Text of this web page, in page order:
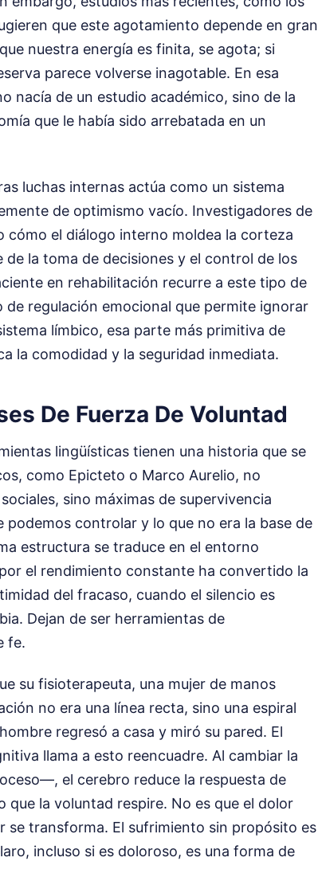
que este agotamiento depende en gran
nuestra energía es finita, se agota; si
parece volverse inagotable. En esa
nacía de un estudio académico, sino de la
que le había sido arrebatada en un
luchas internas actúa como un sistema
de optimismo vacío. Investigadores de
cómo el diálogo interno moldea la corteza
la toma de decisiones y el control de los
en rehabilitación recurre a este tipo de
regulación emocional que permite ignorar
límbico, esa parte más primitiva de
la comodidad y la seguridad inmediata.
De Fuerza De Voluntad
lingüísticas tienen una historia que se
como Epicteto o Marco Aurelio, no
sino máximas de supervivencia
controlar y lo que no era la base de
estructura se traduce en el entorno
el rendimiento constante ha convertido la
del fracaso, cuando el silencio es
Dejan de ser herramientas de
fe.
su fisioterapeuta, una mujer de manos
no era una línea recta, sino una espiral
regresó a casa y miró su pared. El
llama a esto reencuadre. Al cambiar la
el cerebro reduce la respuesta de
la voluntad respire. No es que el dolor
se transforma. El sufrimiento sin propósito es
incluso si es doloroso, es una forma de